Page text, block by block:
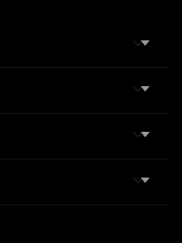



